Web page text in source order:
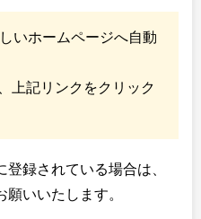
いホームページへ自動
上記リンクをクリック
録されている場合は、
いいたします。